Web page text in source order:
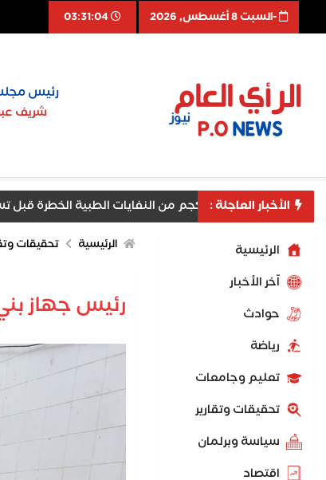
-السبت 8 أغسطس, 2026 03:31:05
رئيس
شريف
الأخبار العاجلة :قبل تسريبها ومنع مخاطر بيئية وصحية جسيمة
يودع ملك البحرين في ختام زيارته لمصر
الرئيسية
اّخر الأخبار
حوادث
رياضة
تعليم وجامعات
تحقيقات وتقارير
سياسة وبرلمان
اقتصاد
الرئيسية تحقيقات
‪رئيس جهاز